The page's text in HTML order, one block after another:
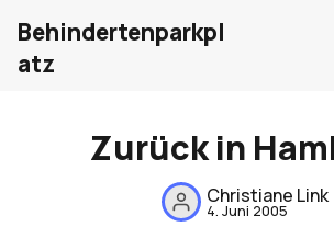
Home
Über mich
Behindertenparkpl
atz
Zurück in
Christiane Link
4. Juni 2005